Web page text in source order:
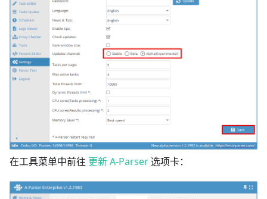
在工具菜单中前往 更新 A-Parser选项卡：